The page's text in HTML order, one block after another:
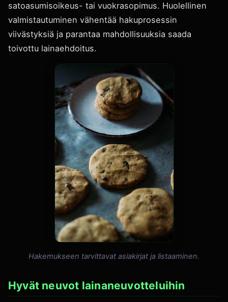
satoasumisoikeus- tai vuokrasopimus. Huolellinen
valmistautuminen vähentää hakuprosessin
viivästyksiä ja parantaa mahdollisuuksia saada
toivottu lainaehdoitus.
Hakemukseen tarvittavat asiakirjat ja listaaminen.
Hyvät neuvot lainaneuvotteluihin